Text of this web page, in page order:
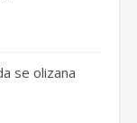
se olizana